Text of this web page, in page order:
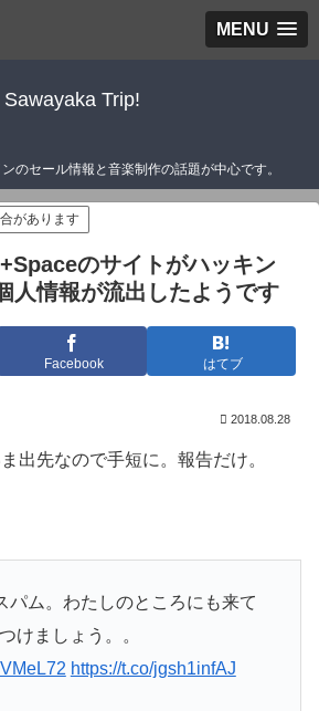
MENU
Sawayaka Trip!
のセール情報と音楽制作の話題が中心です。
があります
のサイトがハッキン
人情報が流出したようです
Facebook はてブ
2018.08.28
出先なので手短に。報告だけ。
パム。わたしのところにも来て
けましょう。。
https://t.co/jgsh1infAJ